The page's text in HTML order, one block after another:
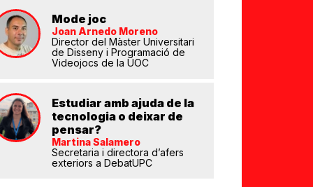
Mode joc
Joan Arnedo Moreno
Director del Màster Universitari
de Disseny i Programació de
Videojocs de la UOC
Estudiar amb ajuda de la
tecnologia o deixar de
pensar?
Martina Salamero
Secretaria i directora d’afers
exteriors a DebatUPC